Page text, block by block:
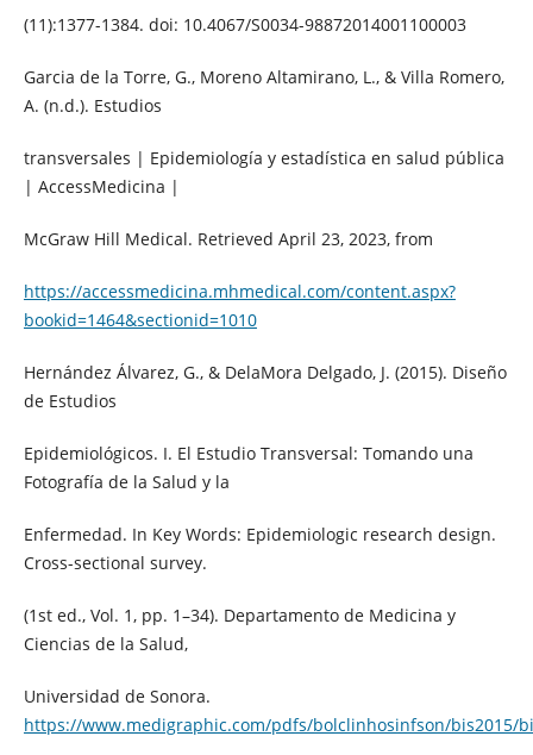
(11):1377-1384. doi: 10.4067/S0034-98872014001100003
Garcia de la Torre, G., Moreno Altamirano, L., & Villa Romero,
A. (n.d.). Estudios
transversales | Epidemiología y estadística en salud pública
| AccessMedicina |
McGraw Hill Medical. Retrieved April 23, 2023, from
https://accessmedicina.mhmedical.com/content.aspx?
bookid=1464&sectionid=1010
Hernández Álvarez, G., & DelaMora Delgado, J. (2015). Diseño
de Estudios
Epidemiológicos. I. El Estudio Transversal: Tomando una
Fotografía de la Salud y la
Enfermedad. In Key Words: Epidemiologic research design.
Cross-sectional survey.
(1st ed., Vol. 1, pp. 1–34). Departamento de Medicina y
Ciencias de la Salud,
Universidad de Sonora.
https://www.medigraphic.com/pdfs/bolclinhosinfson/bis2015/